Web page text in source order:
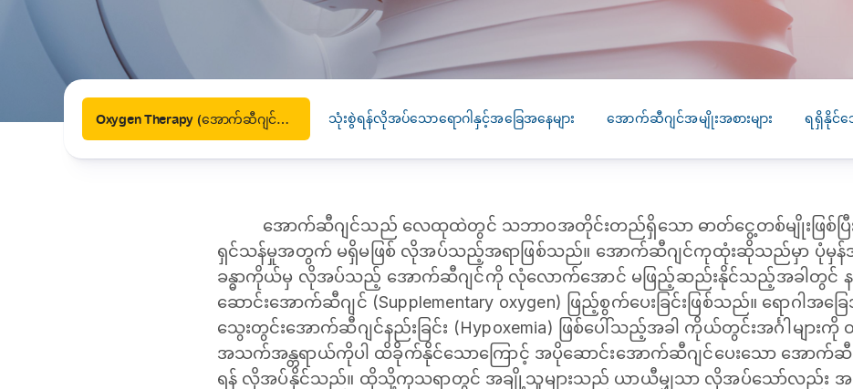
Healthy Lifestyles
CLL HEALTH
Strengthens
Myanmar Through
Phyu Laboratory
Yangon, Myanmar, 8
January 2026 — CLL
HEALTH is pleased to
announce the...
Accurate and reliable diagnostic testing services
Medical travel offices
Oxygen Therapy (အောက်ဆီဂျင်ကုထုံး) သုံးစွဲရန်လိုအပ်သောရောဂါနှင့်အခြေအနေများ အောက်ဆီဂျင်အမျိုးအစားများ ရရှိနိုင်သ
အောက်ဆီဂျင်သည် လေထုထဲတွင် သဘာဝအတိုင်းတည်ရှိသော ဓာတ်ငွေ့တစ်မျိုးဖြစ်
ရှင်သန်မှုအတွက် မရှိမဖြစ် လိုအပ်သည့်အရာဖြစ်သည်။ အောက်ဆီဂျင်ကုထုံးဆိုသည်မှာ ပုံမှန်အ
ခန္ဓာကိုယ်မှ လိုအပ်သည့် အောက်ဆီဂျင်ကို လုံလောက်အောင် မဖြည့်ဆည်းနိုင်သည့်အခါတွင် နည်
ဆောင်းအောက်ဆီဂျင် (Supplementary oxygen) ဖြည့်စွက်ပေးခြင်းဖြစ်သည်။ ရောဂါအခ
သွေးတွင်းအောက်ဆီဂျင်နည်းခြင်း (Hypoxemia) ဖြစ်ပေါ်သည့်အခါ ကိုယ်တွင်းအင်္ဂါများကို
အသက်အန္တရာယ်ကိုပါ ထိခိုက်နိုင်သောကြောင့် အပိုဆောင်းအောက်ဆီဂျင်ပေးသော အောက်
ရန် လိုအပ်နိုင်သည်။ ထိုသို့ကုသရာတွင် အချို့သူများသည် ယာယီမျှသာ လိုအပ်သော်လည်း အ